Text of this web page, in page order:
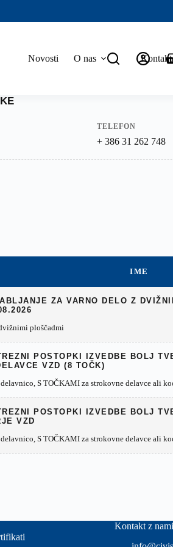
Novosti O nas Kontakt
TELEFON
+ 386 31 262 748
IME
ZA VARNO DELO Z
ploščadmi
POSTOPKI IZVEDBE BOLJ
VZD (8 TOČK)
S TOČKAMI za strokovne delavce ali
POSTOPKI IZVEDBE BOLJ
VZD
S TOČKAMI za strokovne delavce ali
Kontakt z nami